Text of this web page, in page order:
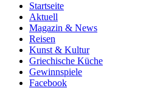
Startseite
Aktuell
Magazin & News
Reisen
Kunst & Kultur
Griechische Küche
Gewinnspiele
Facebook